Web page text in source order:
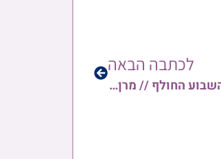
לכתבה הבאה
הצלם יעקב כהן מגיש: גלריות מהשבוע החולף // מרן הגר"ש בעדני במסיבת חומש ובניחום אבלים • הגר"י סרי נואם ועוד…